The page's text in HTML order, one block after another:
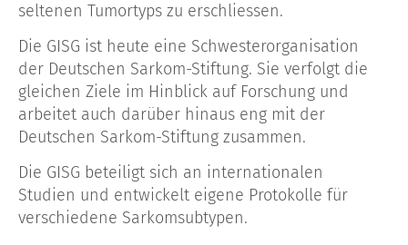
seltenen Tumortyps zu erschliessen.
Die GISG ist heute eine Schwesterorganisation
der Deutschen Sarkom-Stiftung. Sie verfolgt die
gleichen Ziele im Hinblick auf Forschung und
arbeitet auch darüber hinaus eng mit der
Deutschen Sarkom-Stiftung zusammen.
Die GISG beteiligt sich an internationalen
Studien und entwickelt eigene Protokolle für
verschiedene Sarkomsubtypen.